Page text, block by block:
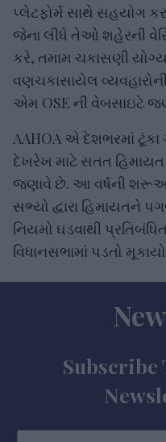
પ્લેટફોર્મ સાથે સહયોગ
જેના લીધે તેઓ શહેરની
કરે, તમામ ચકાસણી
વણચકાસાયેલ
એમ OSE ની વેબસાઇટે
AAHOA એ દેશભરમાં ટૂંકા
દેખરેખ માટે સતત
જણાવે છે. આ વર્ષની
સભ્યો દ્વારા હિમાયતને
નિયમો ઘડવાથી
વિધાનસભામાં પડતો
Subscribe